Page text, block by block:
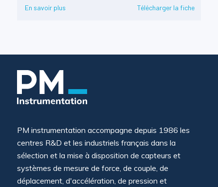
En savoir plus Télécharger la fiche
PM instrumentation accompagne depuis 1986 les
centres R&D et les industriels français dans la
sélection et la mise à disposition de capteurs et
systèmes de mesure de force, de couple, de
déplacement, d'accélération, de pression et